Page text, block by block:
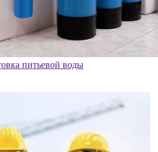
питьевой воды